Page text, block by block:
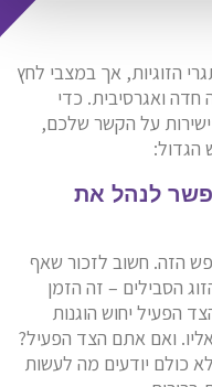
הזוגיות, אך במצבי לחץ
חדה ואגרסיבית. כדי
על הקשר שלכם,
הגדול:
לנהל את
הזה. חשוב לזכור שאף
הסבילים – זה הזמן
הפעיל יחוש הוגנות
ואם אתם הצד הפעיל?
כולם יודעים מה לעשות